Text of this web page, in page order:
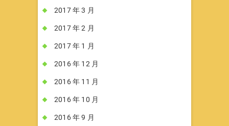
2017 年 3 月
2017 年 2 月
2017 年 1 月
2016 年 12 月
2016 年 11 月
2016 年 10 月
2016 年 9 月